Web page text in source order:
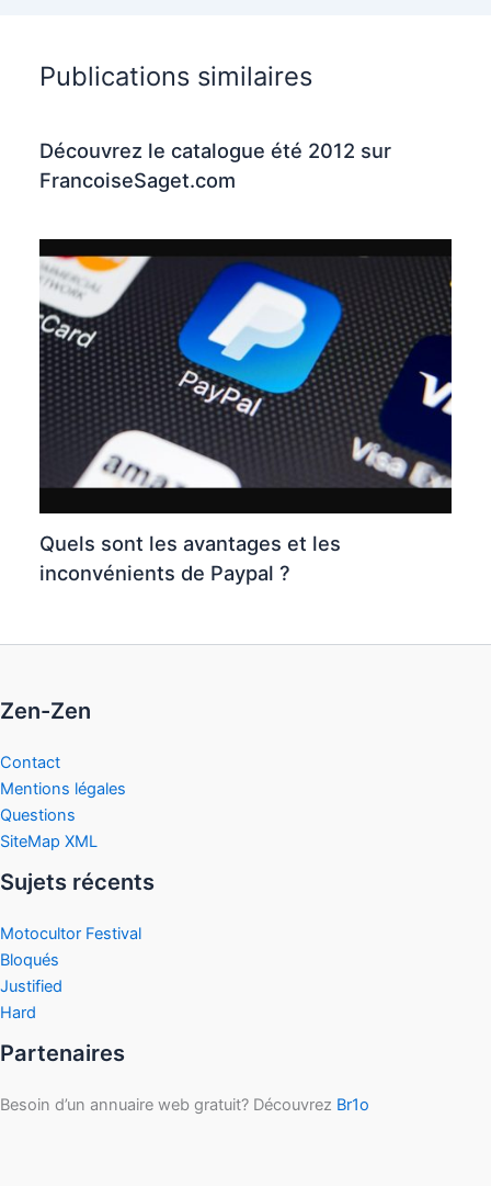
Publications similaires
Découvrez le catalogue été 2012 sur
FrancoiseSaget.com
Quels sont les avantages et les
inconvénients de Paypal ?
Zen-Zen
Contact
Mentions légales
Questions
SiteMap XML
Sujets récents
Motocultor Festival
Bloqués
Justified
Hard
Partenaires
Besoin d’un annuaire web gratuit? Découvrez Br1o